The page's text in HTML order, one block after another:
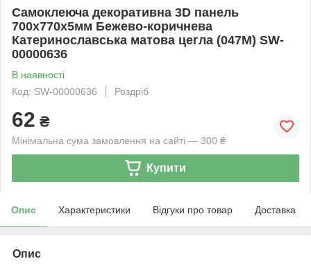
Самоклеюча декоративна 3D панель
700х770х5мм Бежево-коричнева
Катеринославська матова цегла (047M) SW-
00000636
В наявності
Код: SW-00000636
Роздріб
62 ₴
Мінімальна сума замовлення на сайті — 300 ₴
Купити
Опис Характеристики Відгуки про товар Доставка
Опис